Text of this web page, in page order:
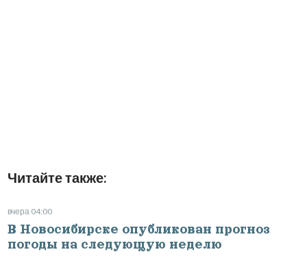
Читайте также:
вчера 04:00
В Новосибирске опубликован прогноз
погоды на следующую неделю